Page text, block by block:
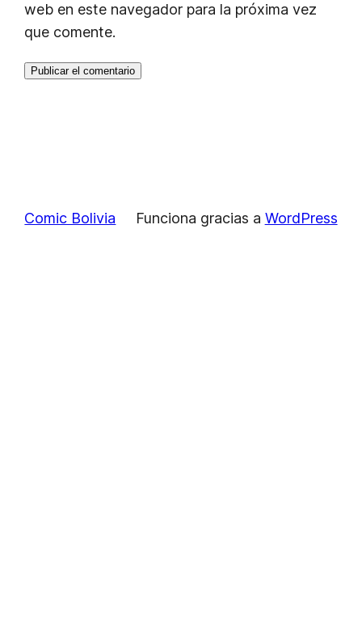
web en este navegador para la próxima vez
que comente.
Comic Bolivia Funciona gracias a WordPress